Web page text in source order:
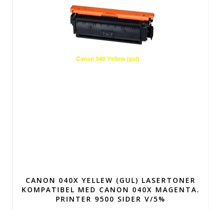
CANON 040X YELLEW (GUL) LASERTONER
KOMPATIBEL MED CANON 040X MAGENTA.
PRINTER 9500 SIDER V/5%